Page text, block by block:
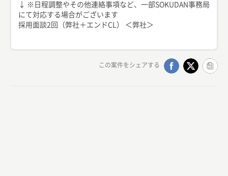
↓ ※日程調整やその他連絡事項など、一部SOKUDAN事務局
にて対応する場合がございます
採用面談2回（弊社＋エンドCL） ＜弊社＞
この案件をシェアする